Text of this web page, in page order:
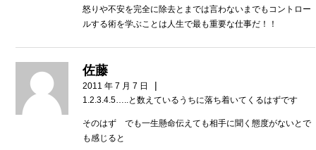
怒りや不安を完全に除去とまでは言わないまでもコントロー
ルする術を学ぶことは人生で最も重要な仕事だ！！
佐藤
2011 年 7 月 7 日 |
1.2.3.4.5…..と数えているうちに落ち着いてくるはずです
そのはず でも一生懸命伝えても相手に聞く態度がないとで
も感じると